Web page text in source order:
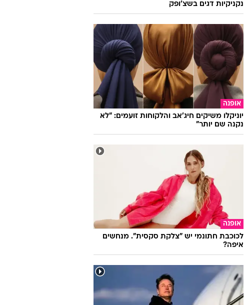
נקניקיות דגים בשצ'ופק
אופנה
יוניקלו משיקים חיג'אב והלקוחות זועמים: "לא
נקנה שם יותר"
אופנה
לכוכבת חתונמי יש "צלקת סקסית". מנחשים
איפה?